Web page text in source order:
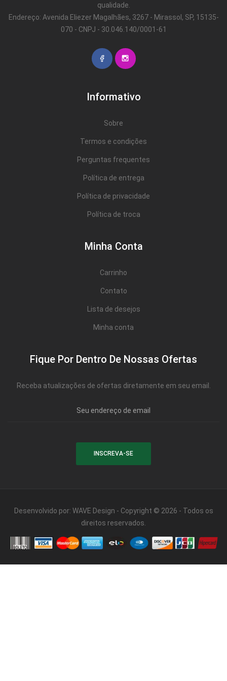
qualidade.
Endereço: Avenida Eliezer Magalhães, 3267 - Mirassol, SP, 15135-
070 - CNPJ - 30.046.140/0001-61
Informativo
Sobre
Termos e condições
Perguntas frequentes
Política de entrega
Política de privacidade
Política de troca
Minha Conta
Carrinho
Contato
Lista de desejos
Minha conta
Fique Por Dentro De Nossas Ofertas
Receba atualizações de ofertas diretamente em seu email.
Desenvolvido por: WAVE Design - Copyright © 2026 - Todos os
direitos reservados.